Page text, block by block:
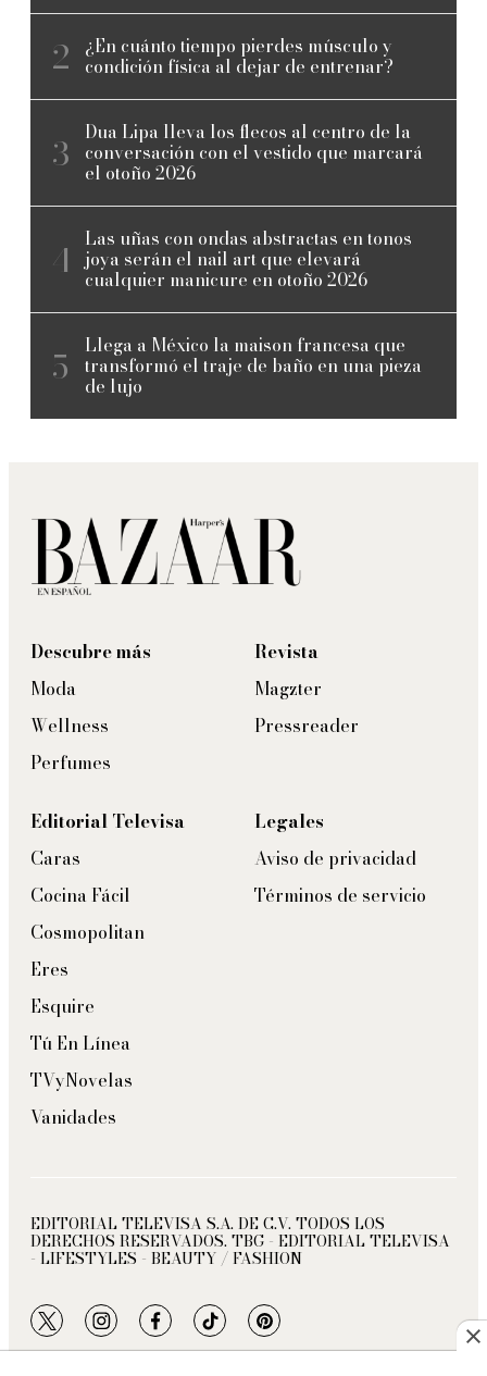
¿En cuánto tiempo pierdes músculo y
condición física al dejar de entrenar?
Dua Lipa lleva los flecos al centro de la
conversación con el vestido que marcará
el otoño 2026
Las uñas con ondas abstractas en tonos
joya serán el nail art que elevará
cualquier manicure en otoño 2026
Llega a México la maison francesa que
transformó el traje de baño en una pieza
de lujo
Descubre más
Moda
Wellness
Perfumes
Revista
Magzter
Pressreader
Editorial Televisa
Caras
Cocina Fácil
Cosmopolitan
Eres
Esquire
Tú En Línea
TVyNovelas
Vanidades
Legales
Aviso de privacidad
Términos de servicio
EDITORIAL TELEVISA S.A. DE C.V. TODOS LOS
DERECHOS RESERVADOS. TBG - EDITORIAL TELEVISA
- LIFESTYLES - BEAUTY / FASHION
twitterinstagramfacebooktiktokpinterest